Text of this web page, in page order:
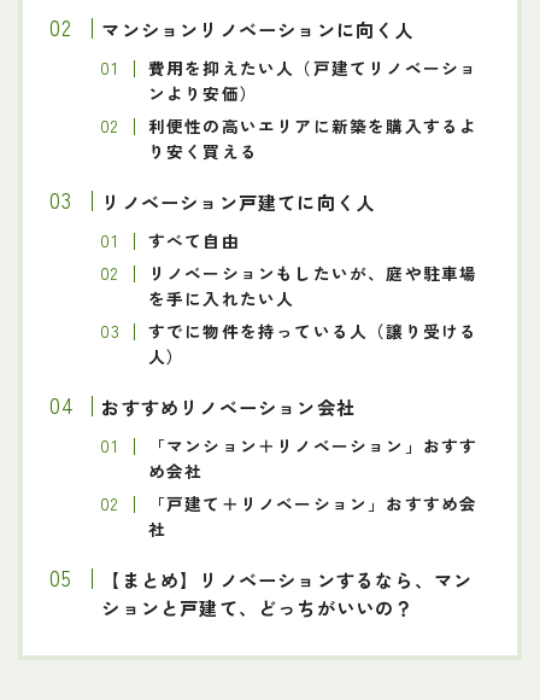
マンションリノベーションに向く人
費用を抑えたい人（戸建てリノベーショ
ンより安価）
利便性の高いエリアに新築を購入するよ
り安く買える
リノベーション戸建てに向く人
すべて自由
リノベーションもしたいが、庭や駐車場
を手に入れたい人
すでに物件を持っている人（譲り受ける
人）
おすすめリノベーション会社
「マンション＋リノベーション」おすす
め会社
「戸建て＋リノベーション」おすすめ会
社
【まとめ】リノベーションするなら、マン
ションと戸建て、どっちがいいの？